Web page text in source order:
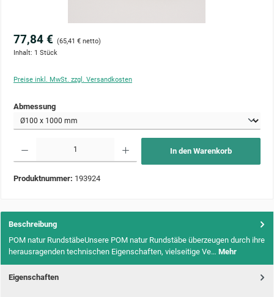
77,84 € (65,41 € netto)
Inhalt: 1 Stück
Preise inkl. MwSt. zzgl. Versandkosten
Abmessungauswählen
In den Warenkorb
Produktnummer: 193924
Beschreibung
POM natur RundstäbeUnsere POM natur Rundstäbe überzeugen durch ihre
herausragenden technischen Eigenschaften, vielseitige Ve… Mehr
Eigenschaften